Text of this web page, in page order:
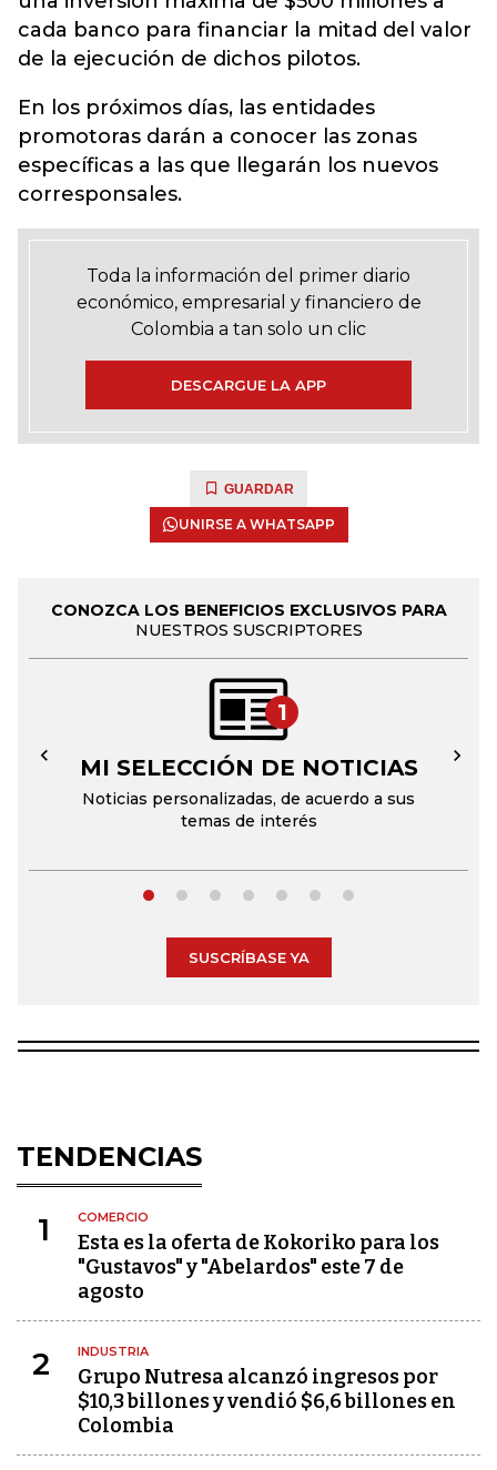
cada banco para financiar la mitad del valor
de la ejecución de dichos pilotos.
En los próximos días, las entidades
promotoras darán a conocer las zonas
específicas a las que llegarán los nuevos
corresponsales.
Toda la información del primer diario
económico, empresarial y financiero de
Colombia a tan solo un clic
DESCARGUE LA APP
GUARDAR
UNIRSE A WHATSAPP
CONOZCA LOS BENEFICIOS EXCLUSIVOS PARA
NUESTROS SUSCRIPTORES
1
MI SELECCIÓN DE NOTICIAS
Noticias personalizadas, de acuerdo a sus
temas de interés
← →
SUSCRÍBASE YA
TENDENCIAS
1 COMERCIO
Esta es la oferta de Kokoriko para los
"Gustavos" y "Abelardos" este 7 de
agosto
2 INDUSTRIA
Grupo Nutresa alcanzó ingresos por
$10,3 billones y vendió $6,6 billones en
Colombia